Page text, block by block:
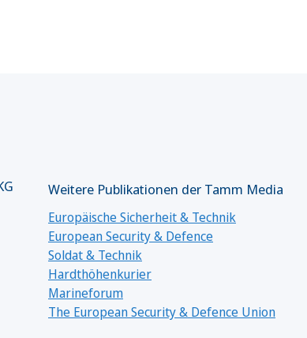
Weitere Publikationen der Tamm Media
Europäische Sicherheit & Technik
European Security & Defence
Soldat & Technik
Hardthöhenkurier
Marineforum
The European Security & Defence Union